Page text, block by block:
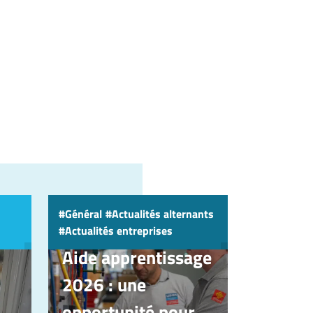
Général Actualités alternants
Actualités entreprises
12 mars 2026
Aide apprentissage
2026 : une